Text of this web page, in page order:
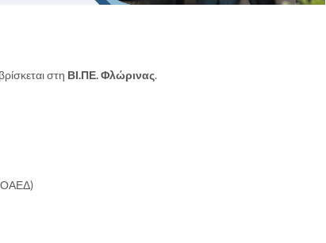
στη ΒΙ.ΠΕ. Φλώρινας.
ΟΑΕΔ)